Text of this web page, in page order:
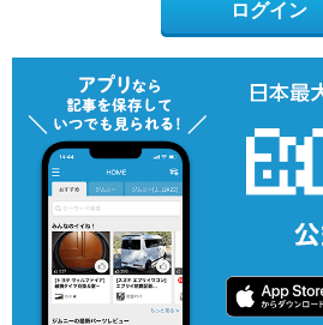
ログイン